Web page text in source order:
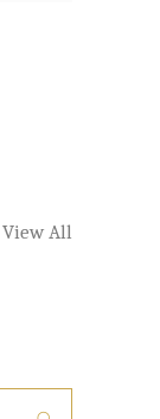
View All